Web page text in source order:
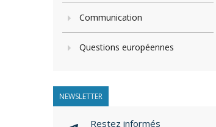
Communication
Questions européennes
NEWSLETTER
Restez informés